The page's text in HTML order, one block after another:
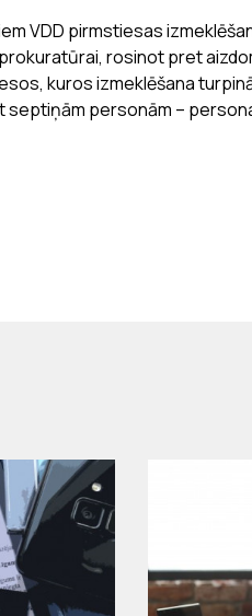
VDD pirmstiesas
rosinot pret
kuros izmeklēšana
personām –